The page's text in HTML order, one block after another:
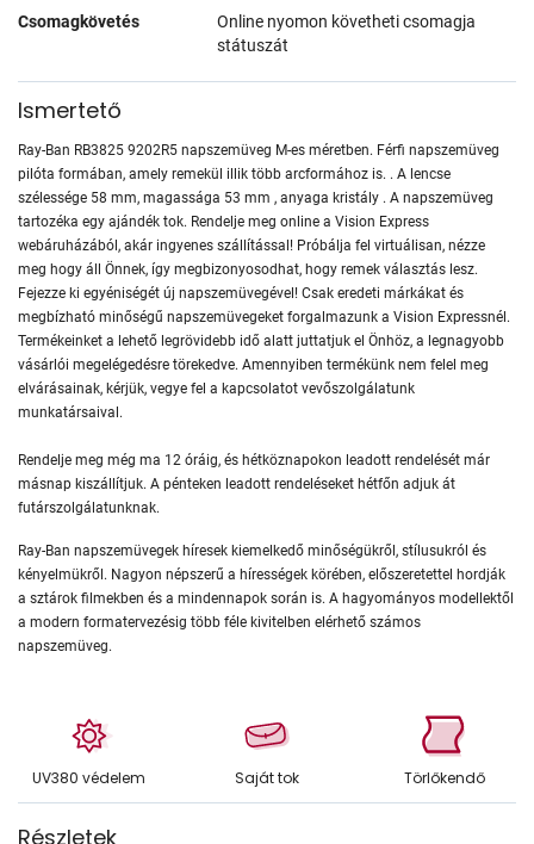
Csomagkövetés
Online nyomon követheti csomagja
státuszát
Ismertető
Ray-Ban RB3825 9202R5 napszemüveg M-es méretben. Férfi napszemüveg
pilóta formában, amely remekül illik több arcformához is. . A lencse
szélessége 58 mm, magassága 53 mm , anyaga kristály . A napszemüveg
tartozéka egy ajándék tok. Rendelje meg online a Vision Express
webáruházából, akár ingyenes szállítással! Próbálja fel virtuálisan, nézze
meg hogy áll Önnek, így megbizonyosodhat, hogy remek választás lesz.
Fejezze ki egyéniségét új napszemüvegével! Csak eredeti márkákat és
megbízható minőségű napszemüvegeket forgalmazunk a Vision Expressnél.
Termékeinket a lehető legrövidebb idő alatt juttatjuk el Önhöz, a legnagyobb
vásárlói megelégedésre törekedve. Amennyiben termékünk nem felel meg
elvárásainak, kérjük, vegye fel a kapcsolatot vevőszolgálatunk
munkatársaival.
Rendelje meg még ma 12 óráig, és hétköznapokon leadott rendelését már
másnap kiszállítjuk. A pénteken leadott rendeléseket hétfőn adjuk át
futárszolgálatunknak.
Ray-Ban napszemüvegek híresek kiemelkedő minőségükről, stílusukról és
kényelmükről. Nagyon népszerű a hírességek körében, előszeretettel hordják
a sztárok filmekben és a mindennapok során is. A hagyományos modellektől
a modern formatervezésig több féle kivitelben elérhető számos
napszemüveg.
UV380 védelem Saját tok Törlőkendő
Részletek